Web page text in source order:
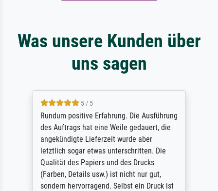
Was unsere Kunden über
uns sagen
5 / 5
Rundum positive Erfahrung. Die Ausführung
des Auftrags hat eine Weile gedauert, die
angekündigte Lieferzeit wurde aber
letztlich sogar etwas unterschritten. Die
Qualität des Papiers und des Drucks
(Farben, Details usw.) ist nicht nur gut,
sondern hervorragend. Selbst ein Druck ist